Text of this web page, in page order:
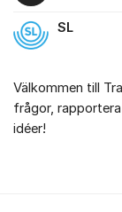
SL
Välkommen till
frågor,
idéer!